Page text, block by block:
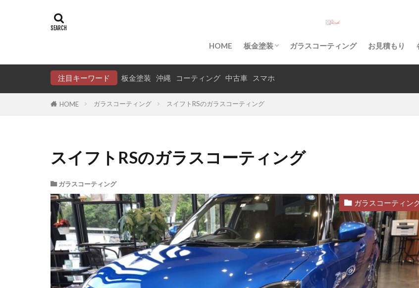
HOME 板金塗装 ガラスコーティング お見積もり
注目キーワード 板金塗装 沖縄 コーティング 中古車 スマホ
HOME ガラスコーティング スイフトRSのガラスコーティング
スイフトRSのガラスコーティング
ガラスコーティング
ガラスコーティン
中古車 沖縄県 沖縄市 沖縄 板金塗装 凹み
タフト
スマホコーティング
アドバイザー
知花